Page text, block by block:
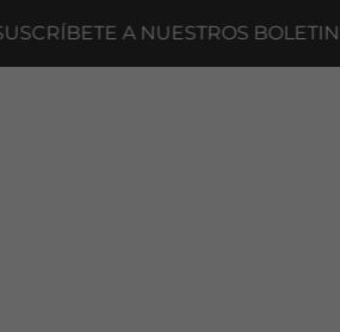
A NUESTROS BOLETINES|